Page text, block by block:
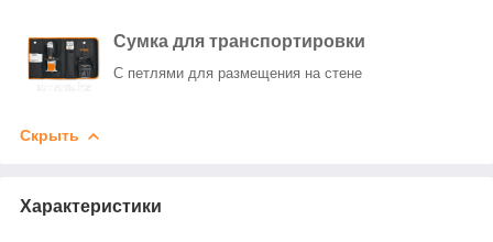
Сумка для транспортировки
С петлями для размещения на стене
Скрыть
Характеристики